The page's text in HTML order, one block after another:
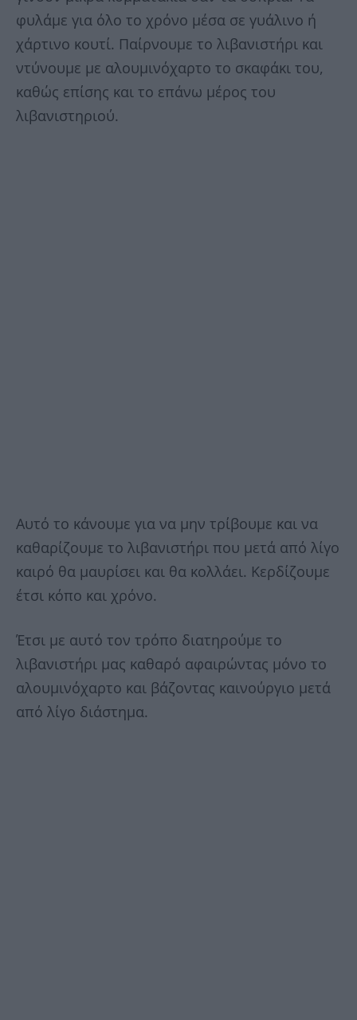
φυλάμε για όλο το χρόνο μέσα σε γυάλινο ή
χάρτινο κουτί. Παίρνουμε το λιβανιστήρι και
ντύνουμε με αλουμινόχαρτο το σκαφάκι του,
καθώς επίσης και το επάνω μέρος του
λιβανιστηριού.
Αυτό το κάνουμε για να μην τρίβουμε και να
καθαρίζουμε το λιβανιστήρι που μετά από λίγο
καιρό θα μαυρίσει και θα κολλάει. Κερδίζουμε
έτσι κόπο και χρόνο.
Έτσι με αυτό τον τρόπο διατηρούμε το
λιβανιστήρι μας καθαρό αφαιρώντας μόνο το
αλουμινόχαρτο και βάζοντας καινούργιο μετά
από λίγο διάστημα.